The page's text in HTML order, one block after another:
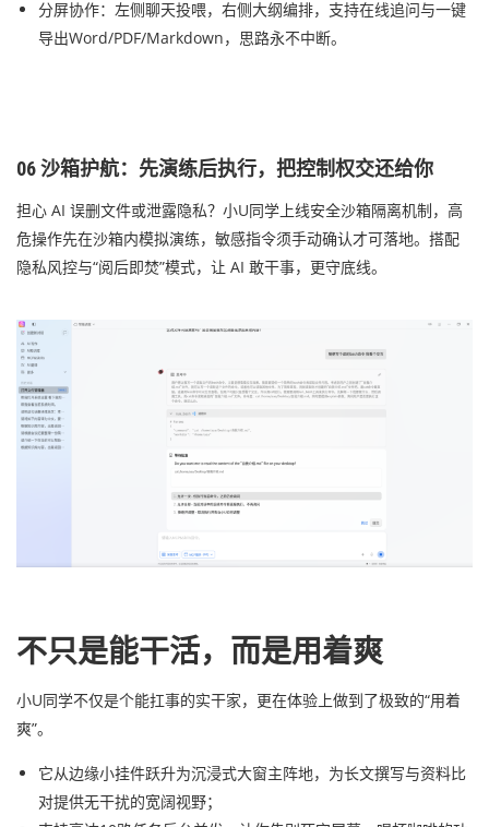
分屏协作：左侧聊天投喂，右侧大纲编排，支持在线追问与一键
导出Word/PDF/Markdown，思路永不中断。
06 沙箱护航：先演练后执行，把控制权交还给你
担心 AI 误删文件或泄露隐私？小U同学上线安全沙箱隔离机制，高
危操作先在沙箱内模拟演练，敏感指令须手动确认才可落地。搭配
隐私风控与“阅后即焚”模式，让 AI 敢干事，更守底线。
不只是能干活，而是用着爽
小U同学不仅是个能扛事的实干家，更在体验上做到了极致的“用着
爽”。
它从边缘小挂件跃升为沉浸式大窗主阵地，为长文撰写与资料比
对提供无干扰的宽阔视野；